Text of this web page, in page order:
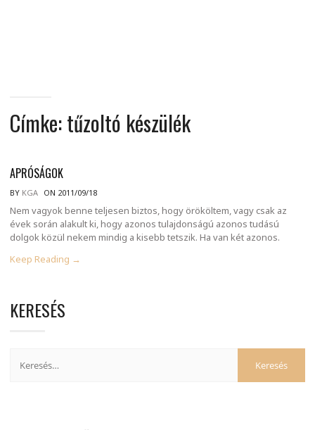
Címke:tűzoltó készülék
APRÓSÁGOK
BY KGA ON 2011/09/18
Nem vagyok benne teljesen biztos, hogy örököltem, vagy csak az
évek során alakult ki, hogy azonos tulajdonságú azonos tudású
dolgok közül nekem mindig a kisebb tetszik. Ha van két azonos.
Keep Reading →
KERESÉS